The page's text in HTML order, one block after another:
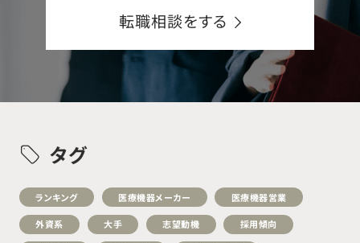
転職相談をする
タグ
ランキング 医療機器メーカー 医療機器営業
外資系 大手 志望動機 採用傾向